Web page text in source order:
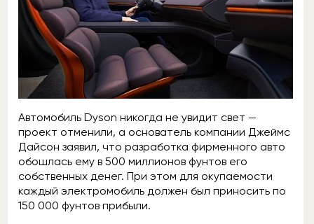
Автомобиль Dyson никогда не увидит свет —
проект отменили, а основатель компании Джеймс
Дайсон заявил, что разработка фирменного авто
обошлась ему в 500 миллионов фунтов его
собственных денег. При этом для окупаемости
каждый электромобиль должен был приносить по
150 000 фунтов прибыли.